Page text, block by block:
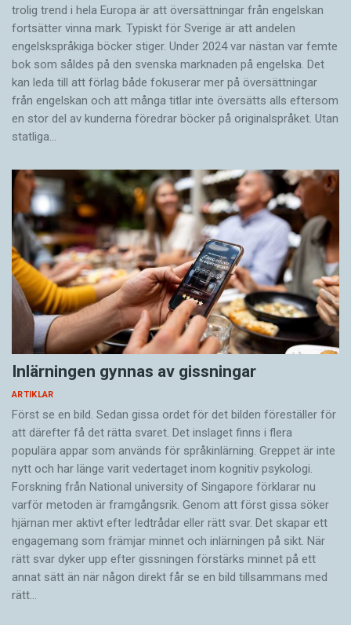
trolig trend i hela Europa är att översättningar från engelskan
fortsätter vinna mark. Typiskt för Sverige är att andelen
engelskspråkiga böcker stiger. Under 2024 var nästan var femte
bok som såldes på den svenska marknaden på engelska. Det
kan leda till att förlag både fokuserar mer på översättningar
från engelskan och att många titlar inte översätts alls eftersom
en stor del av kunderna föredrar böcker på originalspråket. Utan
statliga…
Inlärningen gynnas av gissningar
ARTIKLAR
Först se en bild. Sedan gissa ordet för det bilden föreställer för
att därefter få det rätta svaret. Det inslaget finns i flera
populära appar som används för språkinlärning. Greppet är inte
nytt och har länge varit vedertaget inom kognitiv psykologi.
Forskning från National university of Singa­pore förklarar nu
varför metoden är framgångsrik. Genom att först gissa ­söker
hjärnan mer aktivt ­efter ledtrådar eller rätt svar. Det skapar ett
engagemang som främjar minnet och inlärningen på sikt. När
rätt svar dyker upp efter gissningen förstärks minnet på ett
annat sätt än när någon direkt får se en bild tillsammans med
rätt…